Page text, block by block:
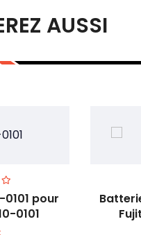
AUSSI
pour
0101